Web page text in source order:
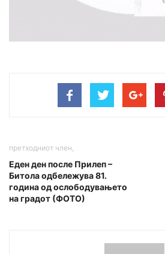
претходниот член,
Еден ден после Прилеп –
Битола одбележува 81.
година од ослободувањето
на градот (ФОТО)